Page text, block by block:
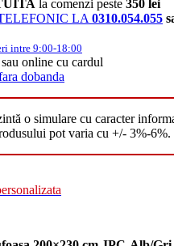
la comenzi peste 350 lei
LA 0310.054.055
intre 9:00-18:00
online cu cardul
dobanda
o simulare cu caracter
pot varia cu +/- 3%-6%.